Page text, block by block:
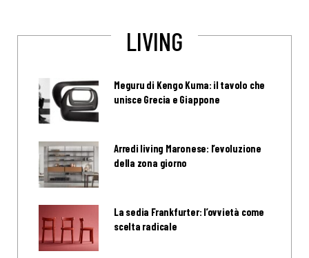
LIVING
Meguru di Kengo Kuma: il tavolo che
unisce Grecia e Giappone
Arredi living Maronese: l’evoluzione
della zona giorno
La sedia Frankfurter: l’ovvietà come
scelta radicale